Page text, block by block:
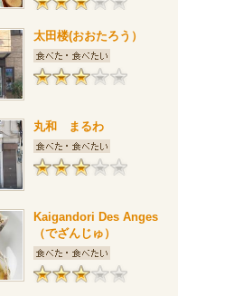
太田楼(おおたろう）
丸和 まるわ
Kaigandori Des Anges
（でざんじゅ）